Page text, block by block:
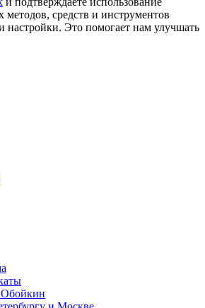
средств и инструментов
настройки. Это помогает нам улучшать
Обойкин